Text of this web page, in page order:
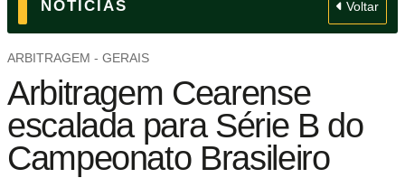
NOTÍCIAS Voltar
ARBITRAGEM - GERAIS
Arbitragem Cearense
escalada para Série B do
Campeonato Brasileiro